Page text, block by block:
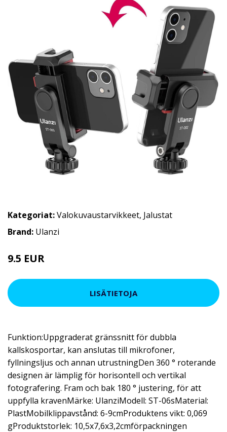
Kategoriat:Valokuvaustarvikkeet, Jalustat
Brand: Ulanzi
9.5 EUR
LISÄTIETOJA
Funktion:Uppgraderat gränssnitt för dubbla
kallskosportar, kan anslutas till mikrofoner,
fyllningsljus och annan utrustningDen 360 ° roterande
designen är lämplig för horisontell och vertikal
fotografering. Fram och bak 180 ° justering, för att
uppfylla kravenMärke: UlanziModell: ST-06sMaterial:
PlastMobilklippavstånd: 6-9cmProduktens vikt: 0,069
gProduktstorlek: 10,5x7,6x3,2cmförpackningen